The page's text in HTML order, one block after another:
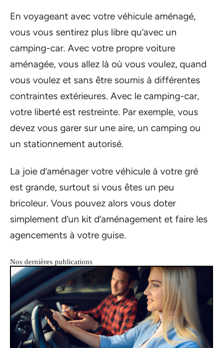
En voyageant avec votre véhicule aménagé,
vous vous sentirez plus libre qu’avec un
camping-car. Avec votre propre voiture
aménagée, vous allez là où vous voulez, quand
vous voulez et sans être soumis à différentes
contraintes extérieures. Avec le camping-car,
votre liberté est restreinte. Par exemple, vous
devez vous garer sur une aire, un camping ou
un stationnement autorisé.
La joie d’aménager votre véhicule à votre gré
est grande, surtout si vous êtes un peu
bricoleur. Vous pouvez alors vous doter
simplement d’un kit d’aménagement et faire les
agencements à votre guise.
Nos dernières publications